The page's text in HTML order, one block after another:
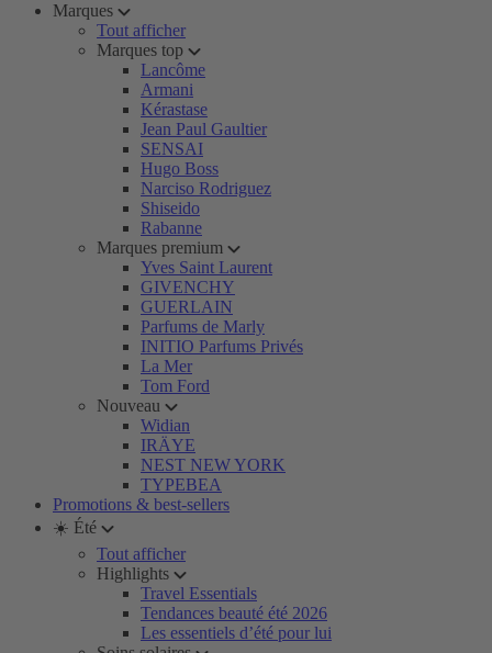
Marques
Tout afficher
Marques top
Lancôme
Armani
Kérastase
Jean Paul Gaultier
SENSAI
Hugo Boss
Narciso Rodriguez
Shiseido
Rabanne
Marques premium
Yves Saint Laurent
GIVENCHY
GUERLAIN
Parfums de Marly
INITIO Parfums Privés
La Mer
Tom Ford
Nouveau
Widian
IRÄYE
NEST NEW YORK
TYPEBEA
Promotions & best-sellers
☀️ Été
Tout afficher
Highlights
Travel Essentials
Tendances beauté été 2026
Les essentiels d’été pour lui